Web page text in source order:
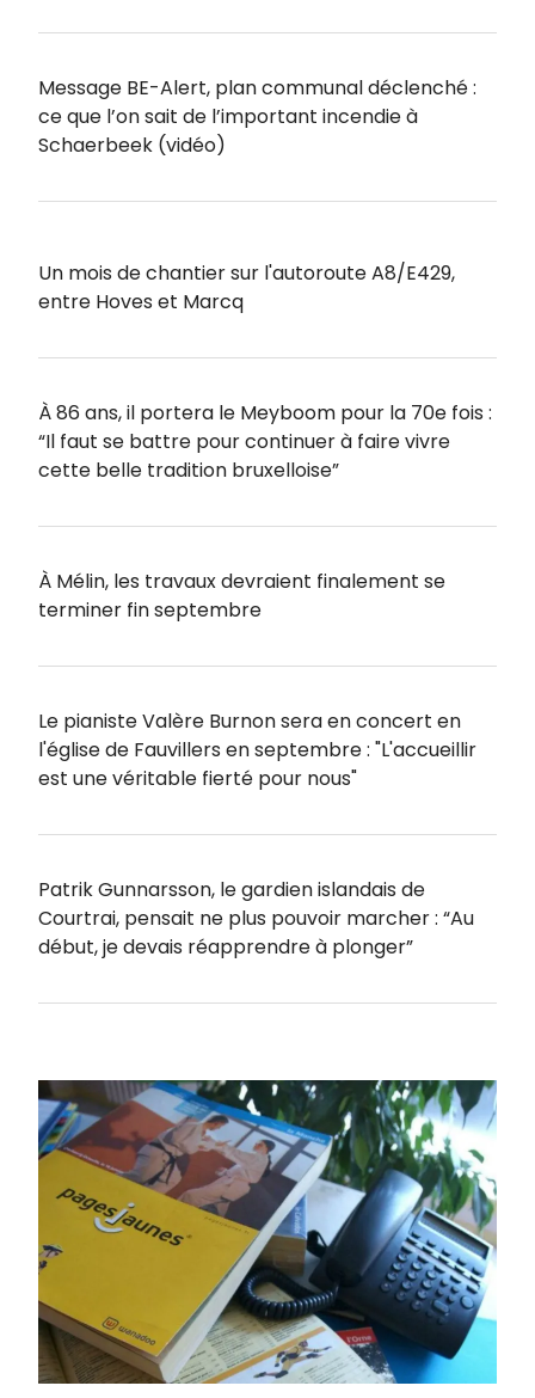
Message BE-Alert, plan communal déclenché :
ce que l’on sait de l’important incendie à
Schaerbeek (vidéo)
Un mois de chantier sur l'autoroute A8/E429,
entre Hoves et Marcq
À 86 ans, il portera le Meyboom pour la 70e fois :
“Il faut se battre pour continuer à faire vivre
cette belle tradition bruxelloise”
À Mélin, les travaux devraient finalement se
terminer fin septembre
Le pianiste Valère Burnon sera en concert en
l'église de Fauvillers en septembre : "L'accueillir
est une véritable fierté pour nous"
Patrik Gunnarsson, le gardien islandais de
Courtrai, pensait ne plus pouvoir marcher : “Au
début, je devais réapprendre à plonger”